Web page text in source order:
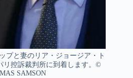
プと妻のリア・ジョージア・ト
リ控訴裁判所に到着します。©
SAMSON